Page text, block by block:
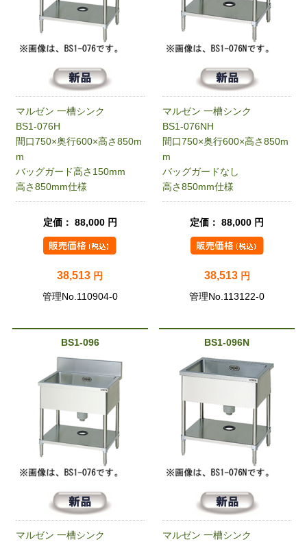
マルゼン 一槽シンク
BS1-076H
間口750×奥行600×高さ850m
m
バッグガード高さ150mm
高さ850mm仕様
定価： 88,000 円
38,513 円
管理No.110904-0
マルゼン 一槽シンク
BS1-076NH
間口750×奥行600×高さ850m
m
バッグガードなし
高さ850mm仕様
定価： 88,000 円
38,513 円
管理No.113122-0
BS1-096
マルゼン 一槽シンク
BS1-096N
マルゼン 一槽シンク